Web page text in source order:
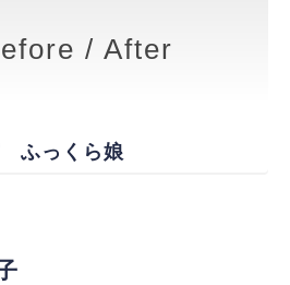
/ After
ふっくら娘